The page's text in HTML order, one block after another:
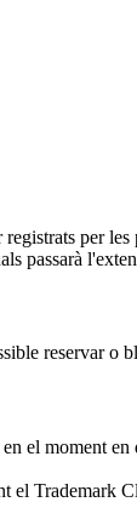
per
passarà
reservar o
el moment
el Trademark